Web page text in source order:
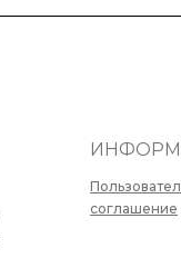
соглашение